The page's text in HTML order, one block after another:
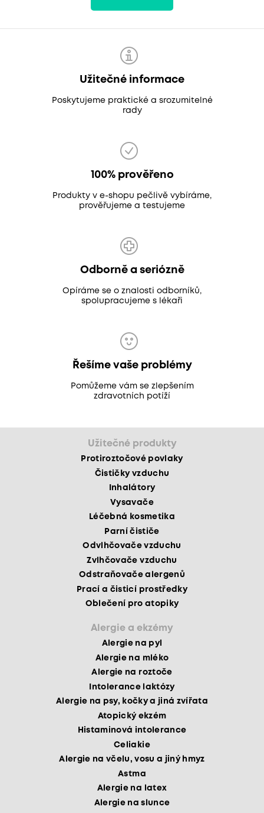
Užitečné informace
Poskytujeme praktické a srozumitelné
rady
100% prověřeno
Produkty v e-shopu pečlivě vybíráme,
prověřujeme a testujeme
Odborně a seriózně
Opíráme se o znalosti odborníků,
spolupracujeme s lékaři
Řešíme vaše problémy
Pomůžeme vám se zlepšením
zdravotních potíží
Užitečné produkty
Protiroztočové povlaky
Čističky vzduchu
Inhalátory
Vysavače
Léčebná kosmetika
Parní čističe
Odvlhčovače vzduchu
Zvlhčovače vzduchu
Odstraňovače alergenů
Prací a čisticí prostředky
Oblečení pro atopiky
Alergie a ekzémy
Alergie na pyl
Alergie na mléko
Alergie na roztoče
Intolerance laktózy
Alergie na psy, kočky a jiná zvířata
Atopický ekzém
Histaminová intolerance
Celiakie
Alergie na včelu, vosu a jiný hmyz
Astma
Alergie na latex
Alergie na slunce